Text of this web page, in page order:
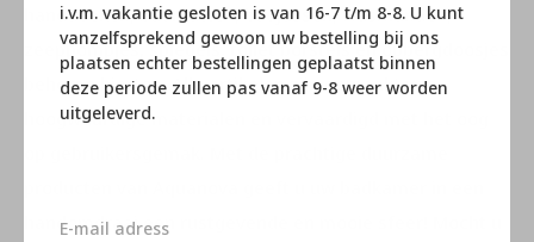
i.v.m. vakantie gesloten is van 16-7 t/m 8-8. U kunt
vanzelfsprekend gewoon uw bestelling bij ons
plaatsen echter bestellingen geplaatst binnen
deze periode zullen pas vanaf 9-8 weer worden
uitgeleverd.
handdoeken, badmatten, badjassen, wasmanden,
zeeppompjes, spiegels, toilet borstels en opbergdoosjes
behoren hiertoe. Alle artikelen zijn gemaakt van
hoogwaardige materialen en vervaardigd met het oog
handomdraai een rustgevende en mooie sfeer! Mocht u